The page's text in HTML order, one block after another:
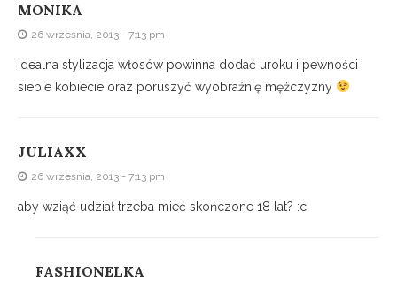
MONIKA
26 września, 2013 - 7:13 pm
Idealna stylizacja włosów powinna dodać uroku i pewności
siebie kobiecie oraz poruszyć wyobraźnię mężczyzny
JULIAXX
26 września, 2013 - 7:13 pm
aby wziąć udział trzeba mieć skończone 18 lat? :c
FASHIONELKA